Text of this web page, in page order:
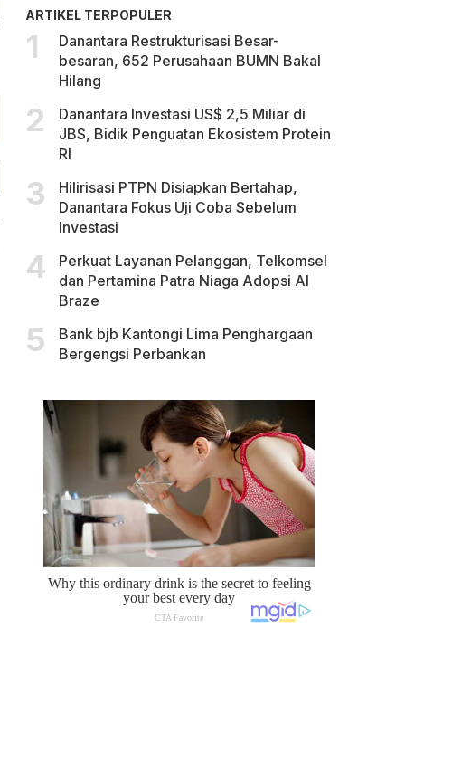
ARTIKEL TERPOPULER
Danantara Restrukturisasi Besar-
besaran, 652 Perusahaan BUMN Bakal
Hilang
Danantara Investasi US$ 2,5 Miliar di
JBS, Bidik Penguatan Ekosistem Protein
RI
Hilirisasi PTPN Disiapkan Bertahap,
Danantara Fokus Uji Coba Sebelum
Investasi
Perkuat Layanan Pelanggan, Telkomsel
dan Pertamina Patra Niaga Adopsi AI
Braze
Bank bjb Kantongi Lima Penghargaan
Bergengsi Perbankan